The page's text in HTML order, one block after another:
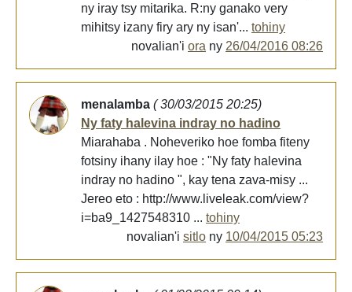
ny iray tsy mitarika. R:ny ganako very
mihitsy izany firy ary ny isan'... tohiny
novalian'i ora ny 26/04/2016 08:26
menalamba ( 30/03/2015 20:25)
Ny faty halevina indray no hadino
Miarahaba . Noheveriko hoe fomba fiteny
fotsiny ihany ilay hoe : "Ny faty halevina
indray no hadino ", kay tena zava-misy ...
Jereo eto : http://www.liveleak.com/view?
i=ba9_1427548310 ... tohiny
novalian'i sitlo ny 10/04/2015 05:23